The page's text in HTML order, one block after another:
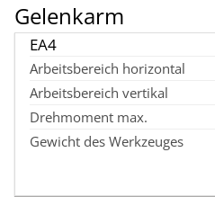
Gelenkarm
EA4